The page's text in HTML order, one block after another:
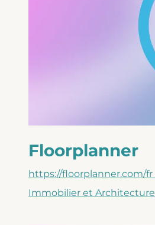
Floorplanner
https://floorplanner.com/fr
Immobilier et Architecture